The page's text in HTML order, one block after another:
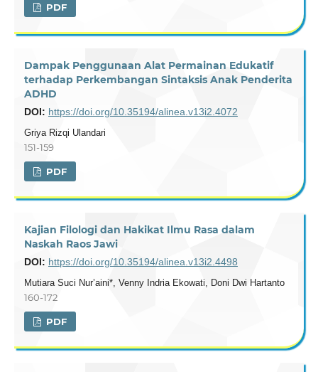
PDF
Dampak Penggunaan Alat Permainan Edukatif
terhadap Perkembangan Sintaksis Anak Penderita
ADHD
DOI: https://doi.org/10.35194/alinea.v13i2.4072
Griya Rizqi Ulandari
151-159
PDF
Kajian Filologi dan Hakikat Ilmu Rasa dalam
Naskah Raos Jawi
DOI: https://doi.org/10.35194/alinea.v13i2.4498
Mutiara Suci Nur’aini*, Venny Indria Ekowati, Doni Dwi Hartanto
160-172
PDF